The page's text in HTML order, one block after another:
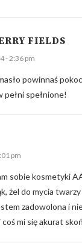
FIELDS
- 2:36 pm
powinnaś
pełni spełnione!
pm
sobie kosmetyki
żel do mycia
zadowolona i
mi się akurat